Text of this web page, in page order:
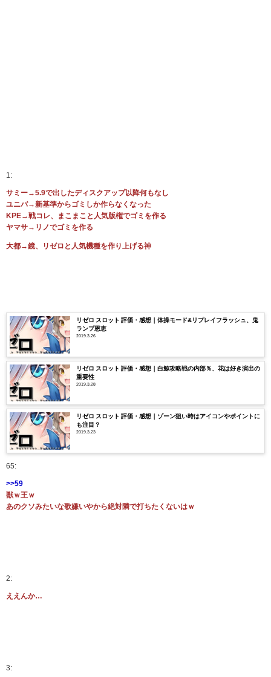
1:
サミー→5.9で出したディスクアップ以降何もなし
ユニバ→新基準からゴミしか作らなくなった
KPE→戦コレ、まこまこと人気版権でゴミを作る
ヤマサ→リノでゴミを作る
大都→鏡、リゼロと人気機種を作り上げる神
リゼロ スロット 評価・感想｜体操モード&リプレイフラッシュ、鬼
ランプ恩恵
2019.3.26
リゼロ スロット 評価・感想｜白鯨攻略戦の内部％、花は好き演出の
重要性
2019.3.28
リゼロ スロット 評価・感想｜ゾーン狙い時はアイコンやポイントに
も注目？
2019.3.23
65:
>>59
獣ｗ王ｗ
あのクソみたいな歌嫌いやから絶対隣で打ちたくないはｗ
2:
ええんか…
3: